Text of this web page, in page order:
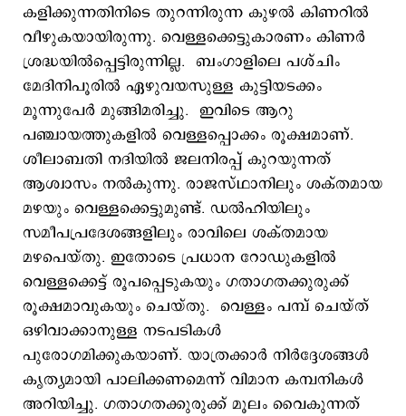
കളിക്കുന്നതിനിടെ തുറന്നിരുന്ന കുഴൽ കിണറിൽ
വീഴുകയായിരുന്നു. വെള്ളക്കെട്ടുകാരണം കിണര്‍
ശ്രദ്ധയില്‍പ്പെട്ടിരുന്നില്ല. ബംഗാളിലെ പശ്ചിം
മേദിനിപൂരില്‍ ഏഴുവയസുള്ള കുട്ടിയടക്കം
മൂന്നുപേര്‍ മുങ്ങിമരിച്ചു. ഇവിടെ ആറു
പഞ്ചായത്തുകളില്‍ വെള്ളപ്പൊക്കം രൂക്ഷമാണ്.
ശീലാബതി നദിയില്‍‌ ജലനിരപ്പ് കുറയുന്നത്
ആശ്വാസം നല്‍കുന്നു. രാജസ്ഥാനിലും ശക്തമായ
മഴയും വെള്ളക്കെട്ടുമുണ്ട്. ഡൽഹിയിലും
സമീപപ്രദേശങ്ങളിലും രാവിലെ ശക്തമായ
മഴപെയ്തു. ഇതോടെ പ്രധാന റോഡുകളില്‍
വെള്ളക്കെട്ട് രൂപപ്പെടുകയും ഗതാഗതക്കുരുക്ക്
രൂക്ഷമാവുകയും ചെയ്തു. വെള്ളം പമ്പ് ചെയ്ത്
ഒഴിവാക്കാനുള്ള നടപടികൾ
പുരോഗമിക്കുകയാണ്. യാത്രക്കാർ നിർദ്ദേശങ്ങൾ
കൃത്യമായി പാലിക്കണമെന്ന് വിമാന കമ്പനികൾ
അറിയിച്ചു. ഗതാഗതക്കുരുക്ക് മൂലം വൈകുന്നത്